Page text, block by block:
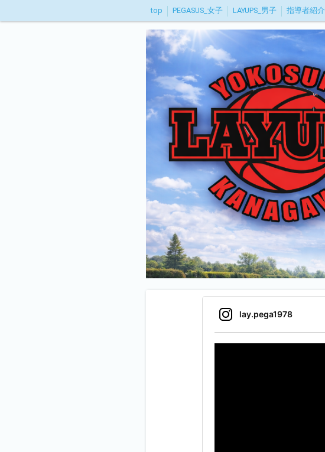
top PEGASUS_女子 LAYUPS_男子 指導者紹介
lay.pega1978